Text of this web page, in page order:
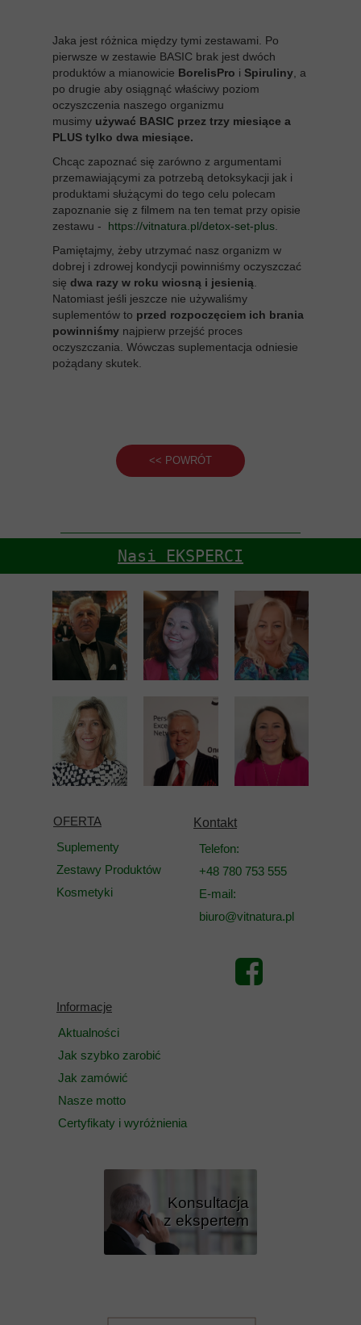
Jaka jest różnica między tymi zestawami. Po
pierwsze w zestawie BASIC brak jest dwóch
produktów a mianowicie BorelisPro i Spiruliny, a
po drugie aby osiągnąć właściwy poziom
oczyszczenia naszego organizmu
musimy używać BASIC przez trzy miesiące a
PLUS tylko dwa miesiące.
Chcąc zapoznać się zarówno z argumentami
przemawiającymi za potrzebą detoksykacji jak i
produktami służącymi do tego celu polecam
zapoznanie się z filmem na ten temat przy opisie
zestawu - https://vitnatura.pl/detox-set-plus.
Pamiętajmy, żeby utrzymać nasz organizm w
dobrej i zdrowej kondycji powinniśmy oczyszczać
się dwa razy w roku wiosną i jesienią.
Natomiast jeśli jeszcze nie używaliśmy
suplementów to przed rozpoczęciem ich brania
powinniśmy najpierw przejść proces
oczyszczania. Wówczas suplementacja odniesie
pożądany skutek.
<< POWRÓT
Nasi EKSPERCI
OFERTA
Suplementy
Zestawy Produktów
Kosmetyki
Informacje
Aktualności
Jak szybko zarobić
Jak zamówić
Nasze motto
Certyfikaty i wyróżnienia
Kontakt
Telefon:
+48 780 753 555
E-mail:
biuro@vitnatura.pl
Konsultacja
z ekspertem